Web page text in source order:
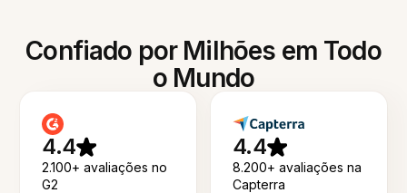
Confiado por Milhões em Todo
o Mundo
4.4
2.100+ avaliações no
G2
4.4
8.200+ avaliações na
Capterra